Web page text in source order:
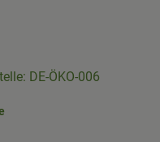
DE-ÖKO-006
Link zu https://
Link zu https://